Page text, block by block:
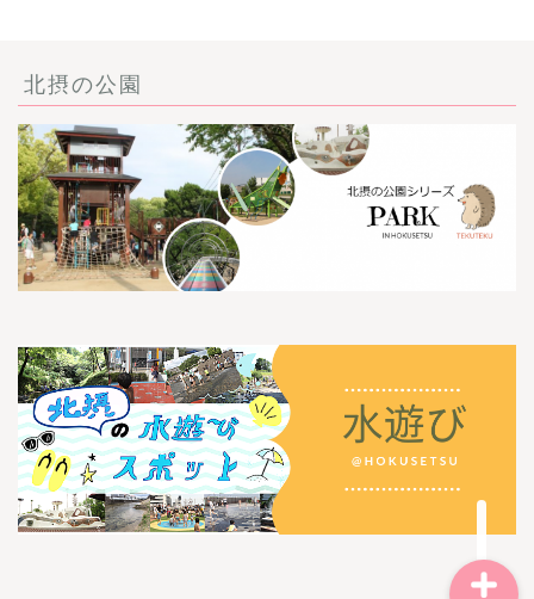
北摂の公園
ごあいさつ・自己紹介
【北摂まちのイベント情
報】掲載希望される方へ